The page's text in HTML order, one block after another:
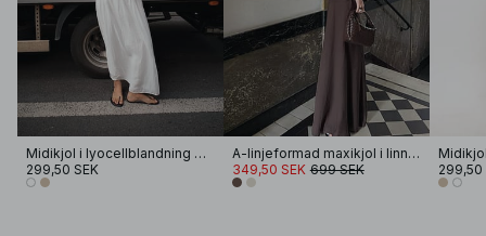
Midikjol i lyocellblandning med veckdetalj
299,50 SEK
A-linjeformad maxikjol i linne- och lyocellblandning
349,50 SEK 699 SEK 299,50